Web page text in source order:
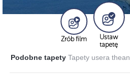
Zrób film
Ustaw
tapetę
Podobne tapety Tapety usera thean